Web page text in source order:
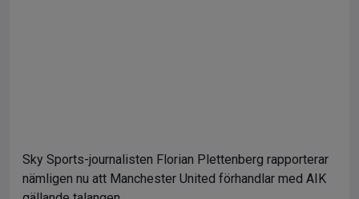
Sky Sports-journalisten Florian Plettenberg rapporterar
nämligen nu att Manchester United förhandlar med AIK